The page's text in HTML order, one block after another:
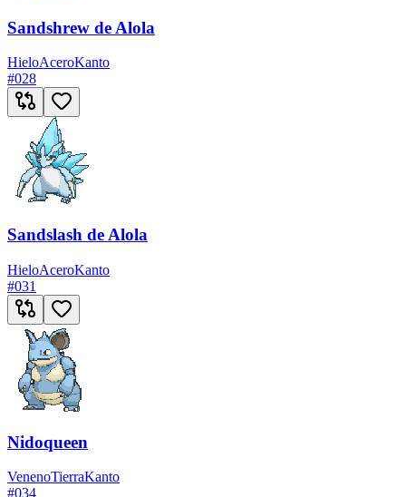
Sandshrew de Alola
HieloAceroKanto
#028
Sandslash de Alola
HieloAceroKanto
#031
Nidoqueen
VenenoTierraKanto
#034